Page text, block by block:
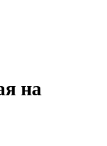
на